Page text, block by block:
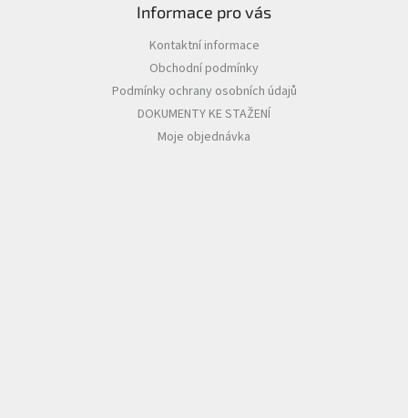
Informace pro vás
Kontaktní informace
Obchodní podmínky
Podmínky ochrany osobních údajů
DOKUMENTY KE STAŽENÍ
Moje objednávka